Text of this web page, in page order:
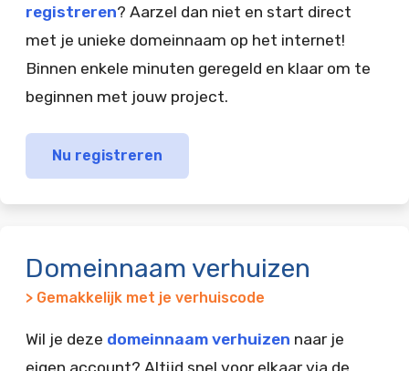
registreren? Aarzel dan niet en start direct
met je unieke domeinnaam op het internet!
Binnen enkele minuten geregeld en klaar om te
beginnen met jouw project.
Nu registreren
Domeinnaam verhuizen
> Gemakkelijk met je verhuiscode
Wil je deze domeinnaam verhuizen naar je
eigen account? Altijd snel voor elkaar via de